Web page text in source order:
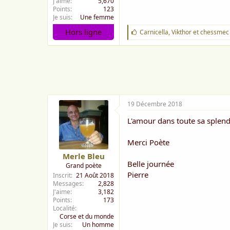
Points
123
Je suis
Une femme
Hors ligne
J
'
a
Carnicella,Vikthoretchessmec
Merle Bleu
Grand poète
Inscrit 21 Août 2018
Messages
2,828
J'aime
3,182
Points
173
Localité
Corse et du monde
Je suis
Un homme
19 Décembre 2018
L'amour dans toute sa
Merci Poète
Belle journée
Pierre